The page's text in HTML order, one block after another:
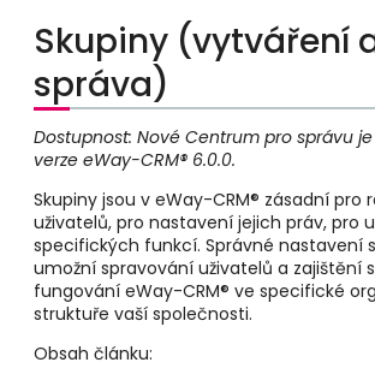
Skupiny (vytváření
správa)
Dostupnost: Nové Centrum pro správu
verze eWay-CRM® 6.0.0.
Skupiny jsou v eWay-CRM® zásadní pro
uživatelů, pro nastavení jejich práv, pro
specifických funkcí. Správné nastavení
umožní spravování uživatelů a zajištění
fungování eWay-CRM® ve specifické
struktuře vaší společnosti.
Obsah článku: